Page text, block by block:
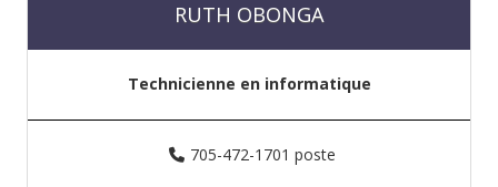
RUTH OBONGA
Technicienne en informatique
705-472-1701 poste